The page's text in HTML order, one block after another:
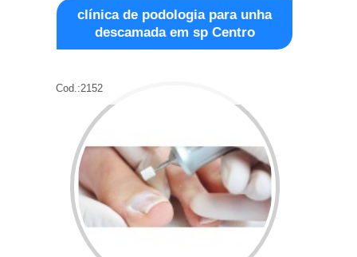
clínica de podologia para unha
descamada em sp Centro
Cod.:2152